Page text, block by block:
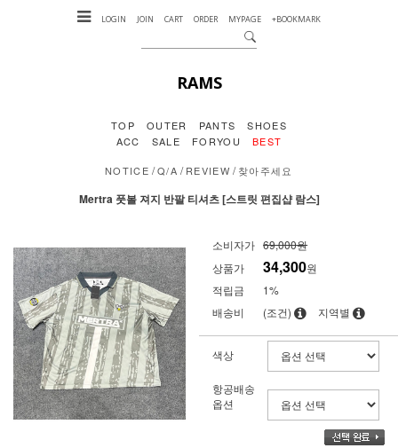
LOGIN JOIN CART ORDER MYPAGE +BOOKMARK
RAMS
TOP OUTER PANTS
SHOES
ACC
SALE FORYOU BEST
NOTICE /Q/A /REVIEW /찾아주세요
Mertra 풋볼 져지 반팔 티셔츠 [스트릿 편집샵 람스]
소비자가 69,000원
상품가
34,300원
적립금
1%
배송비
(조건) 지역별
색상
항공배송
옵션